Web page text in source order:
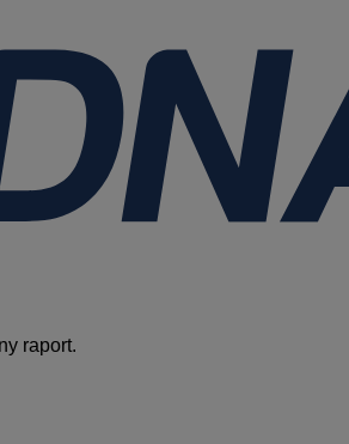
raport.